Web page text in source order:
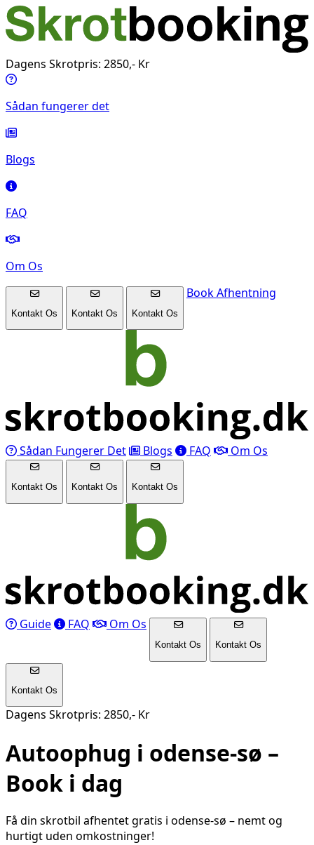
Dagens Skrotpris: 2850,- Kr
Sådan fungerer det
Blogs
FAQ
Om Os
Kontakt Os Kontakt Os Kontakt Os
Book Afhentning
Sådan Fungerer Det Blogs FAQ Om Os
Kontakt Os Kontakt Os Kontakt Os
Guide FAQ Om Os
Kontakt Os Kontakt Os
Kontakt Os
Dagens Skrotpris: 2850,- Kr
Autoophug i odense-sø –
Book i dag
Få din skrotbil afhentet gratis i odense-sø – nemt og
hurtigt uden omkostninger!